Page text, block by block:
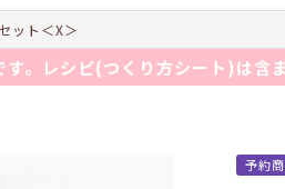
ット＜X＞
。レシピ(つくり方シート)は含
予約